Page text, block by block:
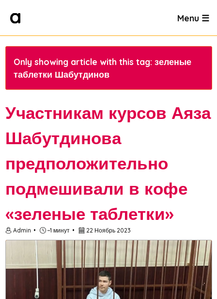
Menu ☰
Only showing article with this tag: зеленые
таблетки Шабутдинов
Участникам курсов Аяза
Шабутдинова
предположительно
подмешивали в кофе
«зеленые таблетки»
Admin ~1 минут 22 Ноябрь 2023